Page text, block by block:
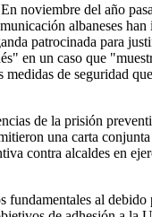
noviembre del año
albaneses
patrocinada para
en un caso que
de seguridad
de la prisión
una carta
contra alcaldes en
al